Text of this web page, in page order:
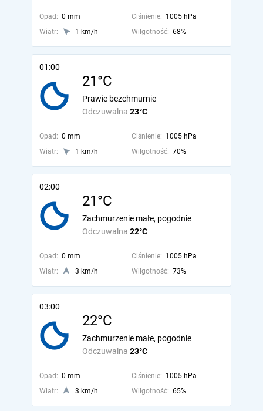
Opad: 0 mm Ciśnienie: 1005 hPa
Wiatr:
1 km/h Wilgotność: 68%
01:00
21°C
Odczuwalna 23°C
Prawie bezchmurnie
Opad: 0 mm Ciśnienie: 1005 hPa
Wiatr:
1 km/h Wilgotność: 70%
02:00
21°C
Odczuwalna 22°C
Zachmurzenie małe, pogodnie
Opad: 0 mm Ciśnienie: 1005 hPa
Wiatr:
3 km/h Wilgotność: 73%
03:00
22°C
Odczuwalna 23°C
Zachmurzenie małe, pogodnie
Opad: 0 mm Ciśnienie: 1005 hPa
Wiatr:
3 km/h Wilgotność: 65%